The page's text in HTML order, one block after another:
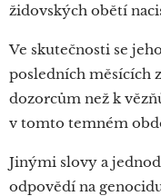
židovských obětí
Ve skutečnosti se
posledních měsících
dozorcům než k
v tomto temném
Jinými slovy a
odpovědí na